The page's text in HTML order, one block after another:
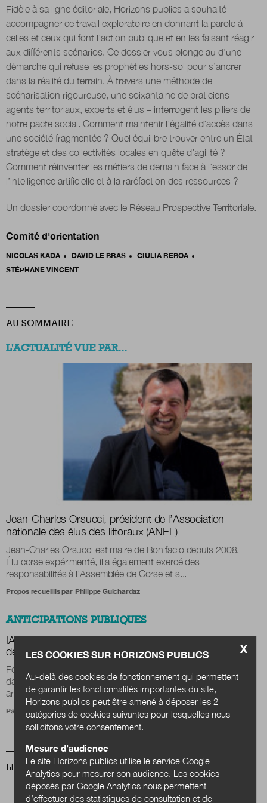
Nous suivre sur Twittersur LinkedIn
sur
Fidèle à sa ligne éditoriale, Horizons publics a souhaité
accompagner ce travail exploratoire en donnant la parole à
celles et ceux qui font l’action publique et en les faisant réagir
aux différents scénarios. Ce dossier vous plonge au d’une
démarche qui refuse les prophéties hors-sol pour s’ancrer
dans la réalité du terrain. À travers une méthode de
scénarisation rigoureuse, une soixantaine de praticiens –
agents territoriaux, experts et élus – interrogent les piliers de
notre pacte social. Comment maintenir l’égalité d’accès dans
une société fragmentée ? Quel équilibre trouver entre un État
stratège et des collectivités locales en quête d’agilité ?
Comment réinventer les métiers de demain face à l’essor de
l’intelligence artificielle et à la raréfaction des ressources ?
Un dossier coordonné avec le Réseau Prospective Territoriale.
Comité d'orientation
NICOLAS KADA DAVID LE BRAS
GIULIA REBOA
STÉPHANE VINCENT
AU SOMMAIRE
L'ACTUALITÉ VUE PAR...
Jean-Charles Orsucci, président de l’Association
nationale des élus des littoraux (ANEL)
Jean-Charles Orsucci est maire de Bonifacio depuis 2008.
Élu corse expérimenté, il a également exercé des
responsabilités à l’Assemblée de Corse et s...
Propos recueillis par Philippe Guichardaz
ANTICIPATIONS PUBLIQUES
IA, data centers et territoires : quels choix pour
demain ?
Foncier, énergie, eau, retombées économiques : l’essor des
data centers place les collectivités territoriales face à des
arbitrages de plus en plus...
Par Julien Nessi
LES DERNIERS NUMÉROS
X
LES COOKIES SUR HORIZONS PUBLICS
Au-delà des cookies de fonctionnement qui permettent
de garantir les fonctionnalités importantes du site,
Horizons publics peut être amené à déposer les 2
catégories de cookies suivantes pour lesquelles nous
sollicitons votre consentement.
Mesure d’audience
Le site Horizons publics utilise le service Google
Analytics pour mesurer son audience. Les cookies
déposés par Google Analytics nous permettent
d’effectuer des statistiques de consultation et de